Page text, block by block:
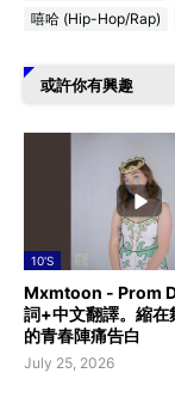
嘻哈 (Hip-Hop/Rap)
或許你有興趣
10'S
Mxmtoon - Prom
詞+中文翻譯。縮在
的青春陣痛告白
July 25, 2026